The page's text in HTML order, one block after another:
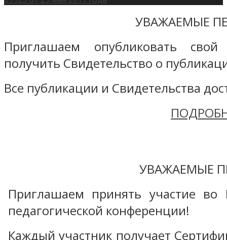
УВАЖАЕМЫЕ
Приглашаем опубликовать
получить Свидетельство о
Все публикации и Свидетельства
УВАЖАЕМЫЕ
Приглашаем принять участие во
педагогической конференции!
Каждый участник получает